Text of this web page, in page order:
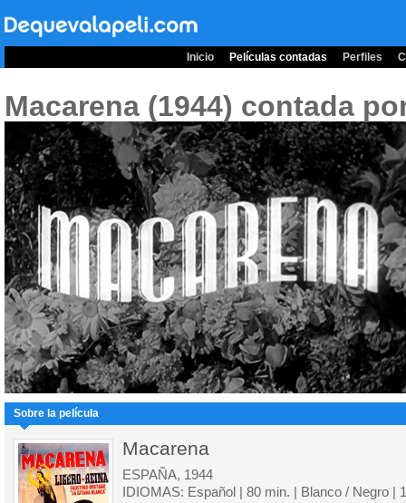
Inicio Películas contadas Perfiles
Macarena (1944) contada
Sobre la película
Macarena
ESPAÑA, 1944
IDIOMAS: Español | 80 min. | Blanco / Negro |